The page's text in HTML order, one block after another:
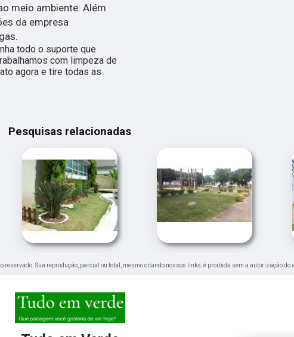
meio ambiente. Além
da empresa
todo o suporte que
com limpeza de
agora e tire todas as
Pesquisas relacionadas
reservado. Sua reprodução, parcial ou total, mesmo citando nossos links, é proibida sem a autorização